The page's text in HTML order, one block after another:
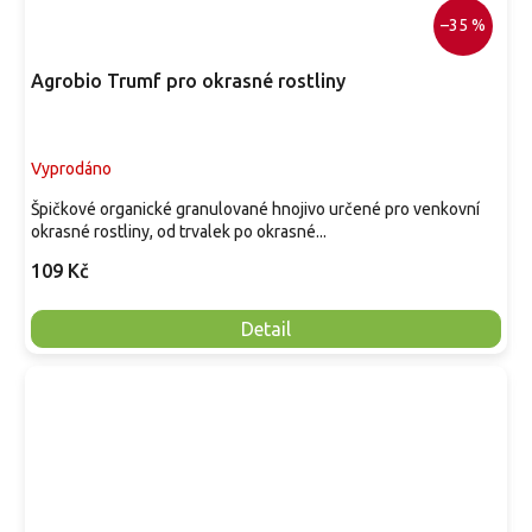
–35 %
Agrobio Trumf pro okrasné rostliny
Vyprodáno
109 Kč
Detail
Špičkové organické granulované hnojivo určené pro venkovní
okrasné rostliny, od trvalek po okrasné...